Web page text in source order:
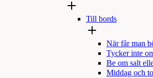
Till bords
När får man
Tycker inte
Be om salt
Middag och